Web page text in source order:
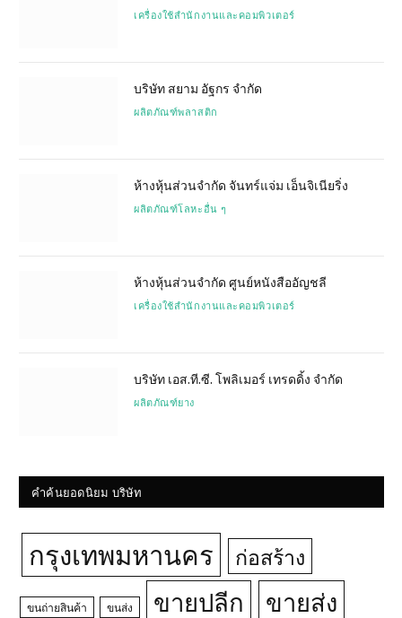
เครื่องใช้สำนักงานและคอมพิวเตอร์
บริษัท สยาม อัฐกร จำกัด
ผลิตภัณฑ์พลาสติก
ห้างหุ้นส่วนจำกัด จันทร์แจ่ม เอ็นจิเนียริ่ง
ผลิตภัณฑ์โลหะอื่น ๆ
ห้างหุ้นส่วนจำกัด ศูนย์หนังสืออัญชลี
เครื่องใช้สำนักงานและคอมพิวเตอร์
บริษัท เอส.ที.ซี. โพลิเมอร์ เทรดดิ้ง จำกัด
ผลิตภัณฑ์ยาง
คำค้นยอดนิยม บริษัท
กรุงเทพมหานคร ก่อสร้าง
ขนถ่ายสินค้า ขนส่ง ขายปลีก ขายส่ง